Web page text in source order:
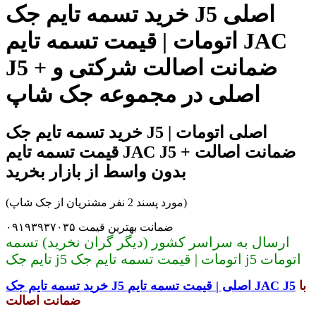
خرید تسمه تایم جک J5 اصلی
اتومات | قیمت تسمه تایم JAC
J5 + ضمانت اصالت شرکتی و
اصلی در مجموعه جک شاپ
خرید تسمه تایم جک J5 اصلی اتومات |
قیمت تسمه تایم JAC J5 + ضمانت اصالت
بدون واسط از بازار بخرید
(مورد پسند 2 نفر مشتریان از جک شاپ)
ضمانت بهترین قیمت ۰۹۱۹۳۹۳۷۰۳۵
ارسال به سراسر کشور (دیگر گران نخرید) تسمه
تایم جک j5 اتومات | قیمت تسمه تایم جک j5 اتومات
J5 JAC J5 با
ضمانت اصالت